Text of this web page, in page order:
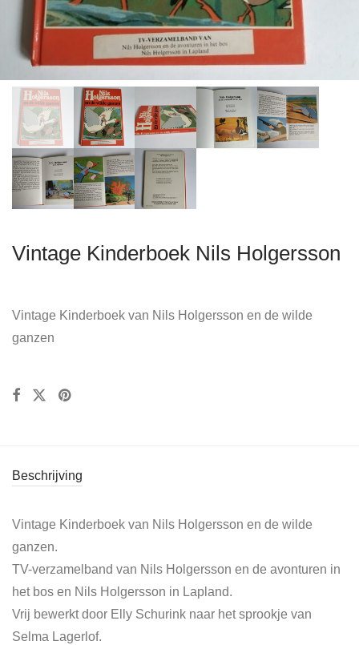
Vintage Kinderboek Nils Holgersson
Vintage Kinderboek van Nils Holgersson en de wilde
ganzen
Beschrijving
Vintage Kinderboek van Nils Holgersson en de wilde
ganzen.
TV-verzamelband van Nils Holgersson en de avonturen in
het bos en Nils Holgersson in Lapland.
Vrij bewerkt door Elly Schurink naar het sprookje van
Selma Lagerlof.